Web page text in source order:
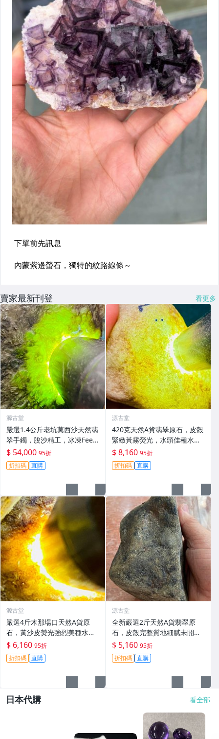
賣家最新刊登 看更多
源古堂
嚴選1.4公斤老坑莫西沙天然翡
翠手鐲，脫沙精工，冰凍Feel
足，熒光璀璨，保真收藏級#
翡翠 #天然翡翠 #A貨翡翠玉石
$ 54,000 95折
折扣碼 直購
源古堂
420克天然A貨翡翠原石，皮殻
緊緻黃霧熒光，水頭佳種水
足，適合手鐲掛件把件，新料
未加工，保存完美好檢測。 天
然A貨翡翠 手鐲 材質
$ 8,160 95折
折扣碼 直購
源古堂
嚴選4斤木那場口天然A貨原
石，黃沙皮熒光強烈美種水手
鐲掛件料子，形體規整待工，
支持檢測未動皮殼，沙粒感足
細節私聊。 原石未動 皮殼完整
$ 6,160 95折
折扣碼 直購
源古堂
全新嚴選2斤天然A貨翡翠原
石，皮殼完整質地細膩未開
料，保存良好，適合雕刻優美
手鐲，壓手感人品相佳 天然A
貨翡翠 碧玉 手鐲原料
$ 5,160 95折
折扣碼 直購
日本代購 看全部